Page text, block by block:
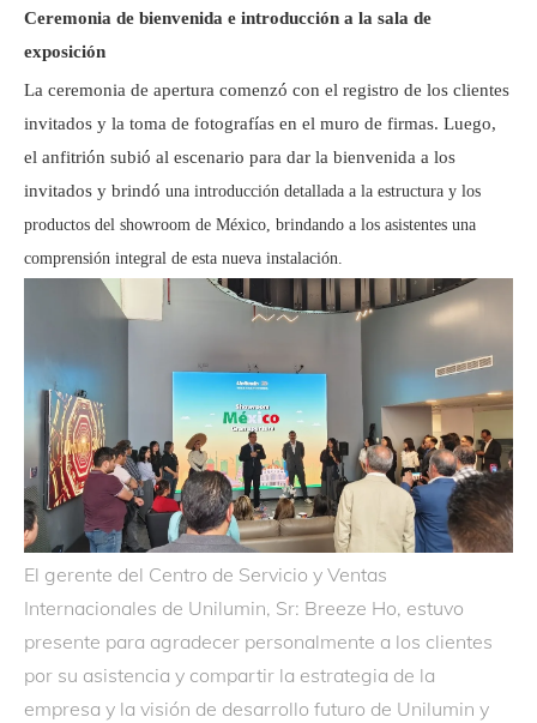
Ceremonia de bienvenida e introducción a la sala de
exposición
La ceremonia de apertura comenzó con el registro de los clientes
invitados y la toma de fotografías en el muro de firmas. Luego,
el anfitrión subió al escenario para dar la bienvenida a los
invitados y brindó una introducción detallada a la estructura y los
productos del showroom de México, brindando a los asistentes una
comprensión integral de esta nueva instalación.
El gerente del Centro de Servicio y Ventas
Internacionales de Unilumin, Sr: Breeze Ho, estuvo
presente para agradecer personalmente a los clientes
por su asistencia y compartir la estrategia de la
empresa y la visión de desarrollo futuro de Unilumin y